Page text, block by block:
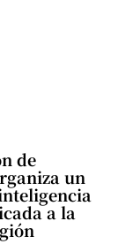
de
un
a la